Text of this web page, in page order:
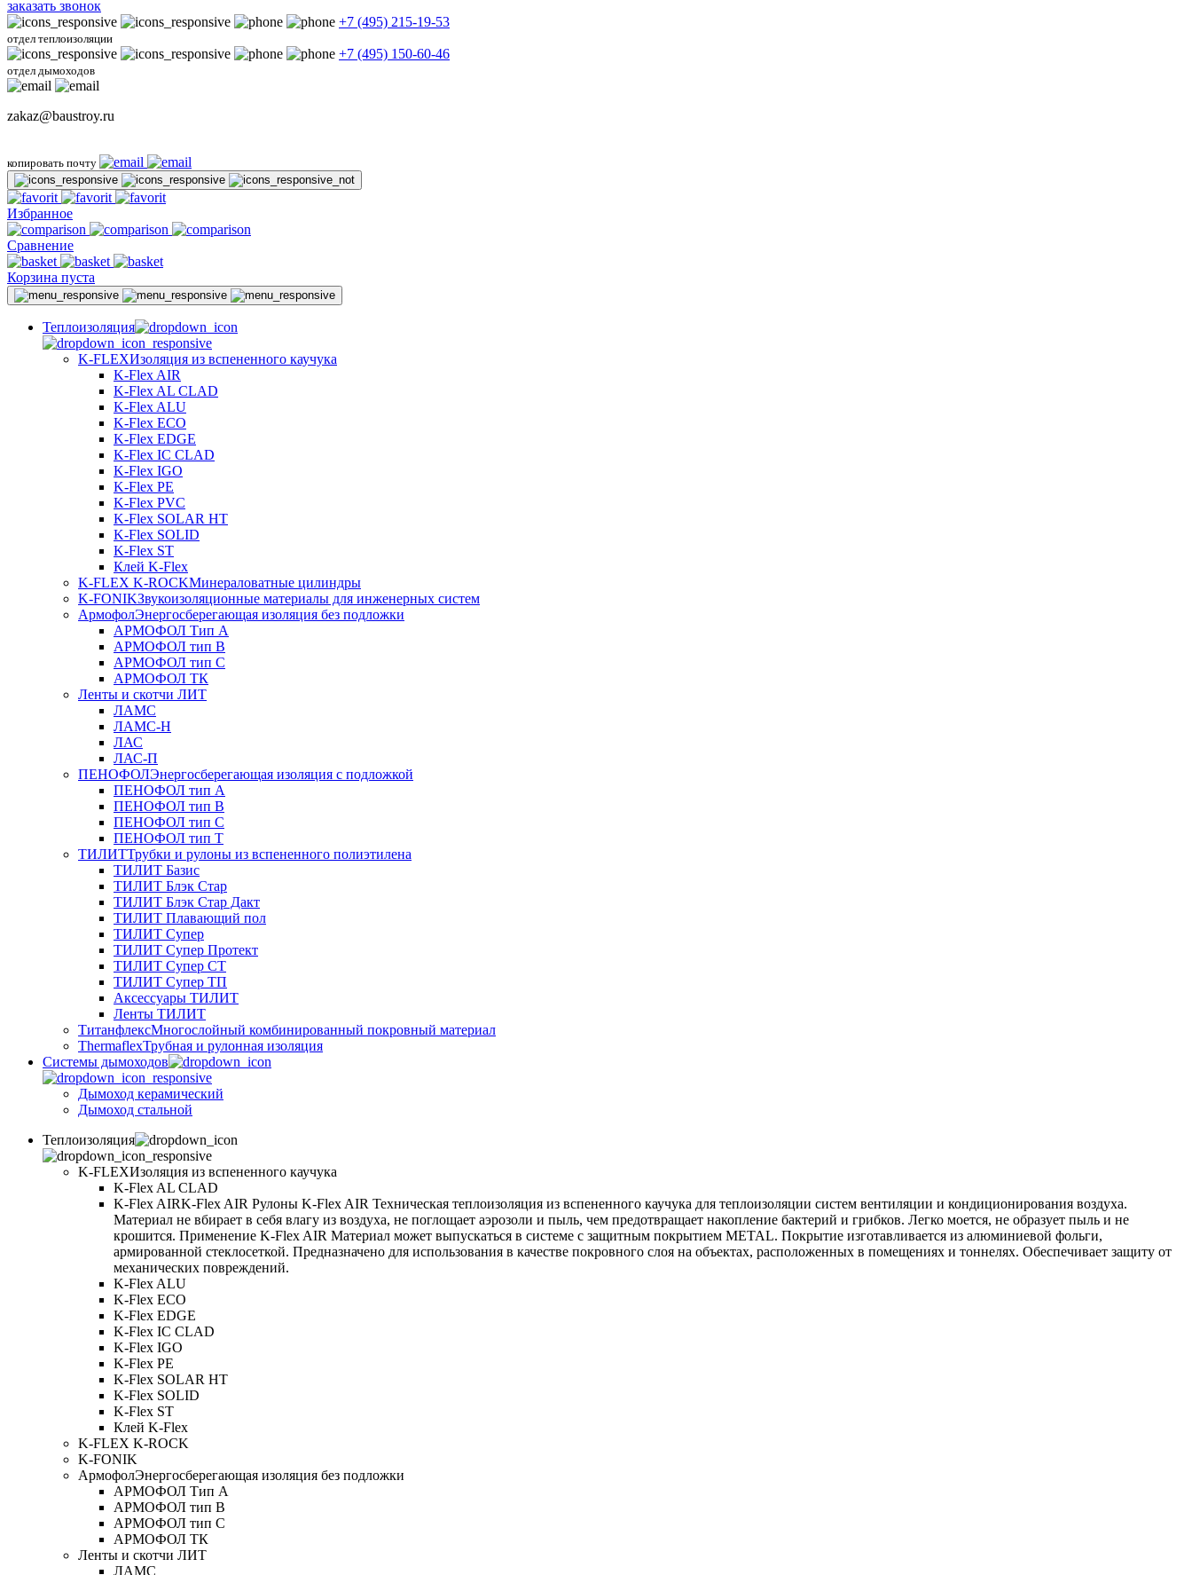
заказать звонок
+7 (495) 215-19-53
отдел теплоизоляции
+7 (495) 150-60-46
отдел дымоходов
zakaz@baustroy.ru
копировать почту
Избранное
Сравнение
Корзина пуста
Теплоизоляция
K-FLEXИзоляция из вспененного каучука
K-Flex AIR
K-Flex AL CLAD
K-Flex ALU
K-Flex ECO
K-Flex EDGE
K-Flex IC CLAD
K-Flex IGO
K-Flex PE
K-Flex PVC
K-Flex SOLAR HT
K-Flex SOLID
K-Flex ST
Клей K-Flex
K-FLEX K-ROCKМинераловатные цилиндры
K-FONIKЗвукоизоляционные материалы для инженерных систем
АрмофолЭнергосберегающая изоляция без подложки
АРМОФОЛ Тип А
АРМОФОЛ тип В
АРМОФОЛ тип C
АРМОФОЛ ТК
Ленты и скотчи ЛИТ
ЛАМС
ЛАМС-Н
ЛАС
ЛАС-П
ПЕНОФОЛЭнергосберегающая изоляция с подложкой
ПЕНОФОЛ тип А
ПЕНОФОЛ тип B
ПЕНОФОЛ тип C
ПЕНОФОЛ тип T
ТИЛИТТрубки и рулоны из вспененного полиэтилена
ТИЛИТ Базис
ТИЛИТ Блэк Стар
ТИЛИТ Блэк Стар Дакт
ТИЛИТ Плавающий пол
ТИЛИТ Супер
ТИЛИТ Супер Протект
ТИЛИТ Супер СТ
ТИЛИТ Супер ТП
Аксессуары ТИЛИТ
Ленты ТИЛИТ
ТитанфлексМногослойный комбинированный покровный материал
ThermaflexТрубная и рулонная изоляция
Cистемы дымоходов
Дымоход керамический
Дымоход стальной
Теплоизоляция
K-FLEXИзоляция из вспененного каучука
K-Flex AL CLAD
K-Flex AIRK-Flex AIR Рулоны K-Flex AIR Техническая теплоизоляция из вспененного каучука для теплоизоляции систем вентиляции и кондиционирования воздуха.
Материал не вбирает в себя влагу из воздуха, не поглощает аэрозоли и пыль, чем предотвращает накопление бактерий и грибков. Легко моется, не образует пыль и не
крошится. Применение K-Flex AIR Материал может выпускаться в системе c защитным покрытием METAL. Покрытие изготавливается из алюминиевой фольги,
армированной стеклосеткой. Предназначено для использования в качестве покровного слоя на объектах, расположенных в помещениях и тоннелях. Обеспечивает защиту от
механических повреждений.
K-Flex ALU
K-Flex ECO
K-Flex EDGE
K-Flex IC CLAD
K-Flex IGO
K-Flex PE
K-Flex SOLAR HT
K-Flex SOLID
K-Flex ST
Клей K-Flex
K-FLEX K-ROCK
K-FONIK
АрмофолЭнергосберегающая изоляция без подложки
АРМОФОЛ Тип А
АРМОФОЛ тип В
АРМОФОЛ тип C
АРМОФОЛ ТК
Ленты и скотчи ЛИТ
ЛАМС